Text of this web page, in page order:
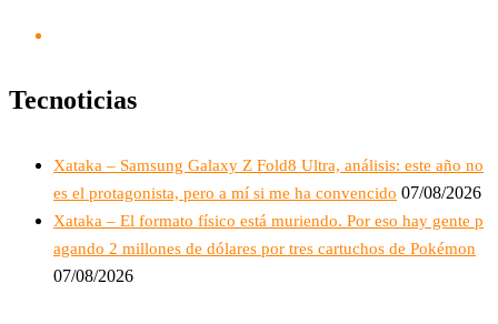
Tecnoticias
Xataka – Samsung Galaxy Z Fold8 Ultra, análisis: este año no
es el protagonista, pero a mí si me ha convencido 07/08/2026
Xataka – El formato físico está muriendo. Por eso hay gente p
agando 2 millones de dólares por tres cartuchos de Pokémon
07/08/2026